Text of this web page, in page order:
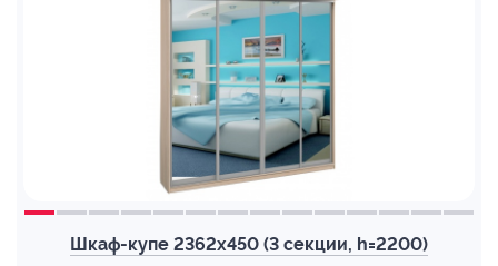
Шкаф-купе 2362х450 (3 секции, h=2200)